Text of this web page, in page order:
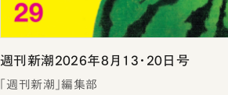
週刊新潮2026年8月13・20日号
「週刊新潮」編集部